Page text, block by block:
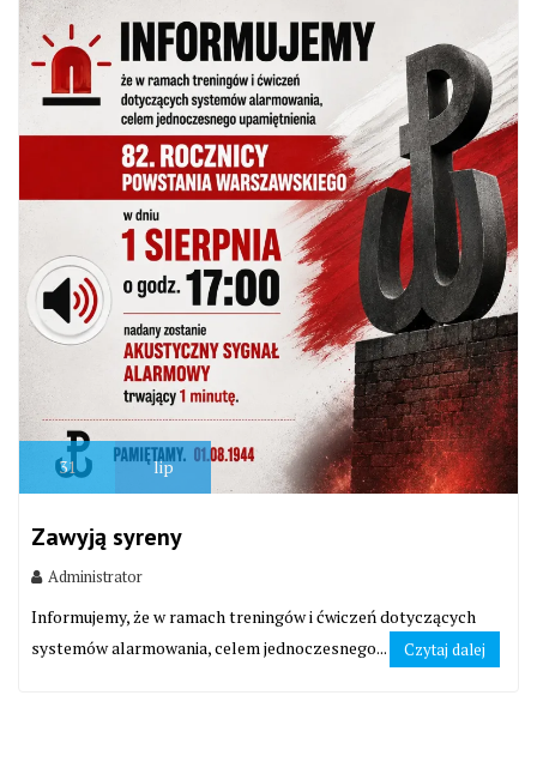
31 lip
Zawyją syreny
Administrator
Informujemy, że w ramach treningów i ćwiczeń dotyczących
systemów alarmowania, celem jednoczesnego...
Czytaj dalej